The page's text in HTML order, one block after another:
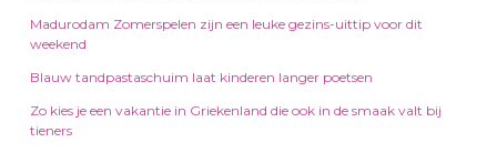
Madurodam Zomerspelen zijn een leuke gezins-uittip voor dit
weekend
Blauw tandpastaschuim laat kinderen langer poetsen
Zo kies je een vakantie in Griekenland die ook in de smaak valt bij
tieners